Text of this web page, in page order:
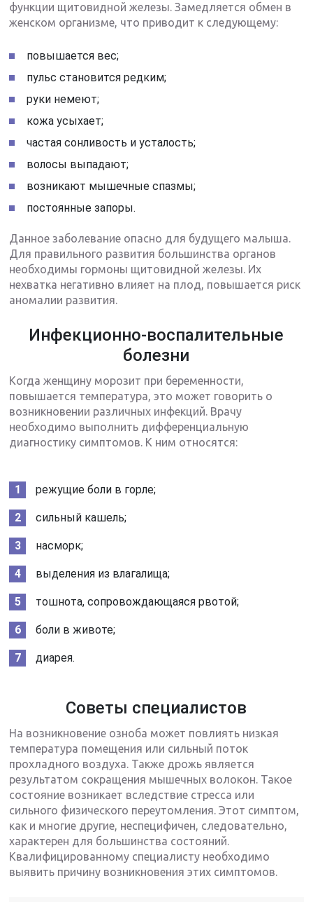
функции щитовидной железы. Замедляется обмен в
женском организме, что приводит к следующему:
повышается вес;
пульс становится редким;
руки немеют;
кожа усыхает;
частая сонливость и усталость;
волосы выпадают;
возникают мышечные спазмы;
постоянные запоры.
Данное заболевание опасно для будущего малыша.
Для правильного развития большинства органов
необходимы гормоны щитовидной железы. Их
нехватка негативно влияет на плод, повышается риск
аномалии развития.
Инфекционно-воспалительные
болезни
Когда женщину морозит при беременности,
повышается температура, это может говорить о
возникновении различных инфекций. Врачу
необходимо выполнить дифференциальную
диагностику симптомов. К ним относятся:
режущие боли в горле;
сильный кашель;
насморк;
выделения из влагалища;
тошнота, сопровождающаяся рвотой;
боли в животе;
диарея.
Советы специалистов
На возникновение озноба может повлиять низкая
температура помещения или сильный поток
прохладного воздуха. Также дрожь является
результатом сокращения мышечных волокон. Такое
состояние возникает вследствие стресса или
сильного физического переутомления. Этот симптом,
как и многие другие, неспецифичен, следовательно,
характерен для большинства состояний.
Квалифицированному специалисту необходимо
выявить причину возникновения этих симптомов.